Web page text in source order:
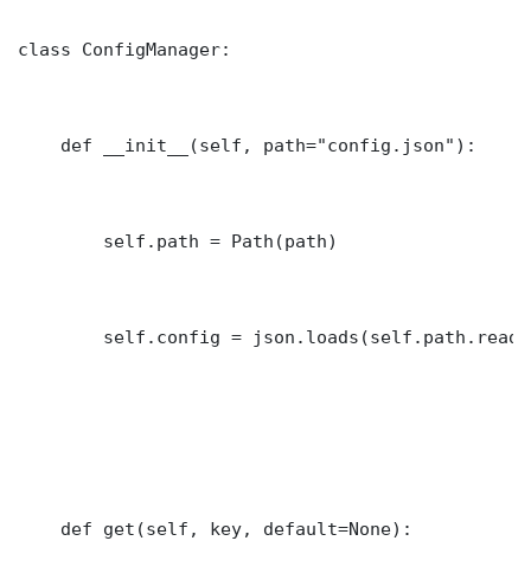
class ConfigManager:
    def __init__(self, path="config.json"):
        self.path = Path(path)
self.config =
    def get(self, key, default=None):